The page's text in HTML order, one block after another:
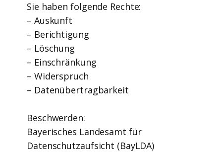
Sie haben folgende Rechte:
– Auskunft
– Berichtigung
– Löschung
– Einschränkung
– Widerspruch
– Datenübertragbarkeit
Beschwerden:
Bayerisches Landesamt für
Datenschutzaufsicht (BayLDA)